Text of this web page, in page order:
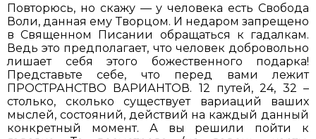
Повторюсь, но скажу — у человека есть Свобода
Воли, данная ему Творцом. И недаром запрещено
в Священном Писании обращаться к гадалкам.
Ведь это предполагает, что человек добровольно
лишает себя этого божественного подарка!
Представьте себе, что перед вами лежит
ПРОСТРАНСТВО ВАРИАНТОВ. 12 путей, 24, 32 –
столько, сколько существует вариаций ваших
мыслей, состояний, действий на каждый данный
конкретный момент. А вы решили пойти к